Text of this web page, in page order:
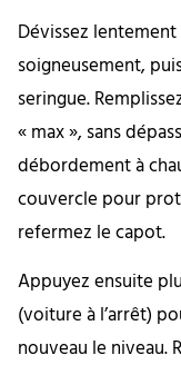
Dévissez
soigneusement,
seringue.
« max », sans
débordement à
couvercle pour
refermez le capot.
Appuyez ensuite
(voiture à l’arrêt)
nouveau le niveau.